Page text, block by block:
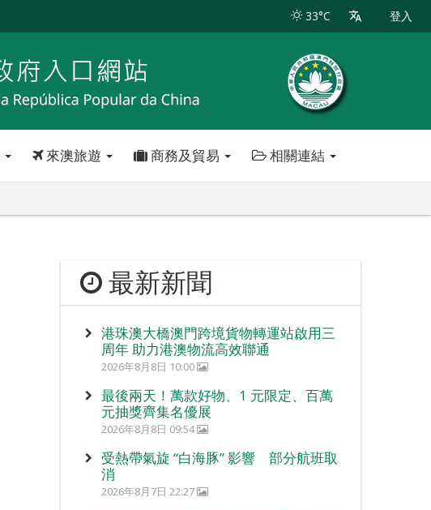
33°C 登入
來澳旅遊 商務及貿易 相關連結
最新新聞
港珠澳大橋澳門跨境貨物轉運站啟用三
周年 助力港澳物流高效聯通
2026年8月8日 10:00
最後兩天！萬款好物、1 元限定、百萬
元抽獎齊集名優展
2026年8月8日 09:54
受熱帶氣旋 “白海豚” 影響 部分航班取
消
2026年8月7日 22:27